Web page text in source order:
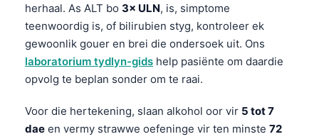
herhaal. As ALT bo 3× ULN, is, simptome
teenwoordig is, of bilirubien styg, kontroleer ek
gewoonlik gouer en brei die ondersoek uit. Ons
laboratorium tydlyn-gids help pasiënte om daardie
opvolg te beplan sonder om te raai.
Voor die hertekening, slaan alkohol oor vir 5 tot 7
dae en vermy strawwe oefeninge vir ten minste 72
日本語
Čeština
ქართული
Русский
Lietuvių kalba
Polski